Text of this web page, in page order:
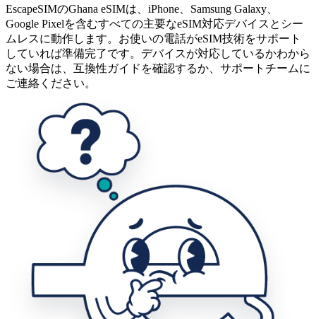
EscapeSIMのGhana eSIMは、iPhone、Samsung Galaxy、
Google Pixelを含むすべての主要なeSIM対応デバイスとシー
ムレスに動作します。お使いの電話がeSIM技術をサポート
していれば準備完了です。デバイスが対応しているかわから
ない場合は、互換性ガイドを確認するか、サポートチームに
ご連絡ください。